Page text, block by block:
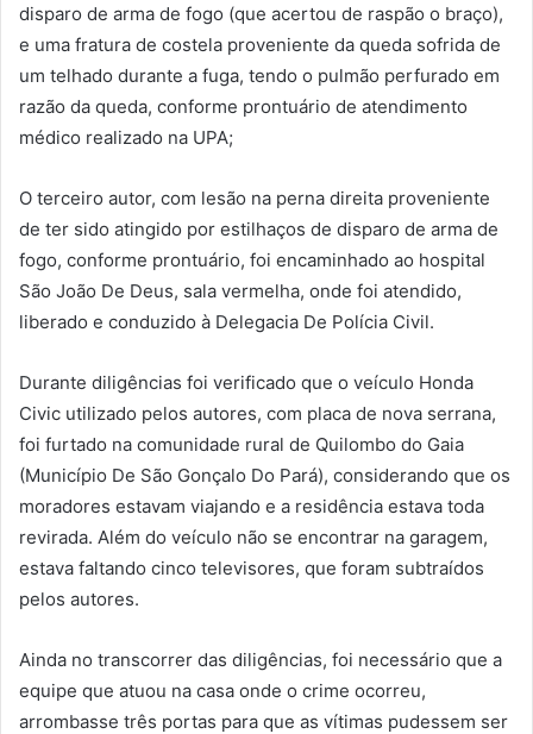
disparo de arma de fogo (que acertou de raspão o braço),
e uma fratura de costela proveniente da queda sofrida de
um telhado durante a fuga, tendo o pulmão perfurado em
razão da queda, conforme prontuário de atendimento
médico realizado na UPA;
O terceiro autor, com lesão na perna direita proveniente
de ter sido atingido por estilhaços de disparo de arma de
fogo, conforme prontuário, foi encaminhado ao hospital
São João De Deus, sala vermelha, onde foi atendido,
liberado e conduzido à Delegacia De Polícia Civil.
Durante diligências foi verificado que o veículo Honda
Civic utilizado pelos autores, com placa de nova serrana,
foi furtado na comunidade rural de Quilombo do Gaia
(Município De São Gonçalo Do Pará), considerando que os
moradores estavam viajando e a residência estava toda
revirada. Além do veículo não se encontrar na garagem,
estava faltando cinco televisores, que foram subtraídos
pelos autores.
Ainda no transcorrer das diligências, foi necessário que a
equipe que atuou na casa onde o crime ocorreu,
arrombasse três portas para que as vítimas pudessem ser